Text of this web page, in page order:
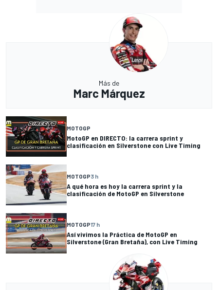
Más de
Marc Márquez
MOTOGP
MotoGP en DIRECTO: la carrera sprint y
clasificación en Silverstone con Live Timing
MOTOGP3 h
A qué hora es hoy la carrera sprint y la
clasificación de MotoGP en Silverstone
MOTOGP17 h
Así vivimos la Práctica de MotoGP en
Silverstone (Gran Bretaña), con Live Timing